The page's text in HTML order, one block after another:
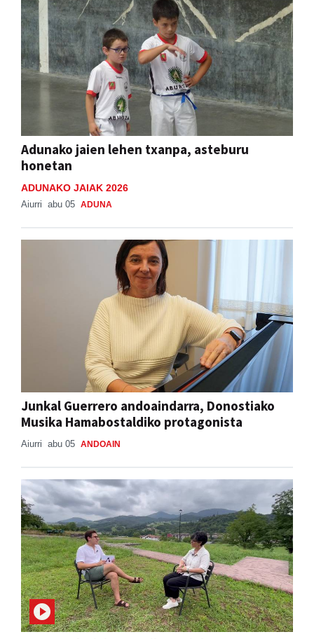
Adunako jaien lehen txanpa, asteburu
honetan
ADUNAKO JAIAK 2026
Aiurri abu 05 ADUNA
Junkal Guerrero andoaindarra, Donostiako
Musika Hamabostaldiko protagonista
Aiurri abu 05 ANDOAIN